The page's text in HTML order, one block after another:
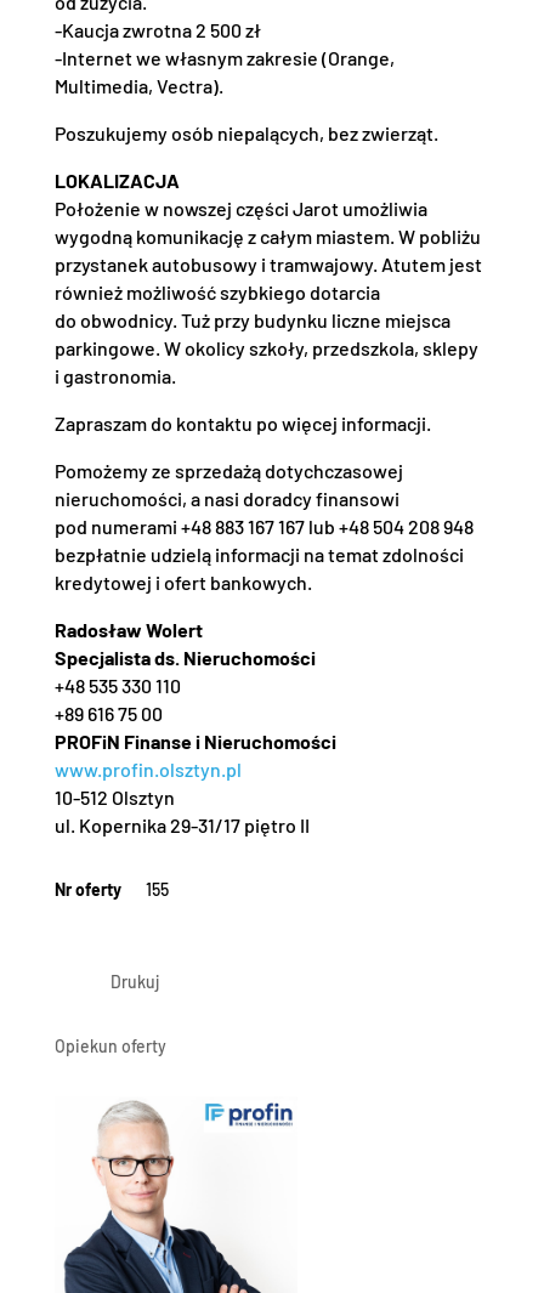
-Kaucja zwrotna 2 500 zł
-Internet we własnym zakresie (Orange,
Multimedia, Vectra).
Poszukujemy osób niepalących, bez zwierząt.
LOKALIZACJA
Położenie w nowszej części Jarot umożliwia
wygodną komunikację z całym miastem. W pobliżu
przystanek autobusowy i tramwajowy. Atutem jest
również możliwość szybkiego dotarcia
do obwodnicy. Tuż przy budynku liczne miejsca
parkingowe. W okolicy szkoły, przedszkola, sklepy
i gastronomia.
Zapraszam do kontaktu po więcej informacji.
Pomożemy ze sprzedażą dotychczasowej
nieruchomości, a nasi doradcy finansowi
pod numerami +48 883 167 167 lub +48 504 208 948
bezpłatnie udzielą informacji na temat zdolności
kredytowej i ofert bankowych.
Radosław Wolert
Specjalista ds. Nieruchomości
+48 535 330 110
+89 616 75 00
PROFiN Finanse i Nieruchomości
www.profin.olsztyn.pl
10-512 Olsztyn
ul. Kopernika 29-31/17 piętro II
Nr oferty 155
Drukuj
Opiekun oferty